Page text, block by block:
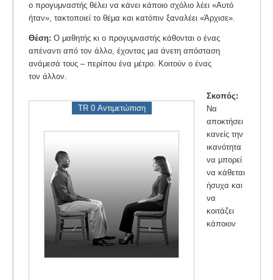
ο προγυμναστής θέλει να κάνει κάποιο σχόλιο λέει «Αυτό
ήταν», τακτοποιεί το θέμα και κατόπιν ξαναλέει «Άρχισε».
Θέση: Ο μαθητής κι ο προγυμναστής κάθονται ο ένας
απέναντι από τον άλλο, έχοντας μια άνετη απόσταση
ανάμεσά τους – περίπου ένα μέτρο. Κοιτούν ο ένας
τον άλλον.
TR 0 Αντιμετώπιση
Σκοπός:
Να
αποκτήσει
κανείς την
ικανότητα
να μπορεί
να κάθεται
ήσυχα και
να
κοιτάζει
κάποιον